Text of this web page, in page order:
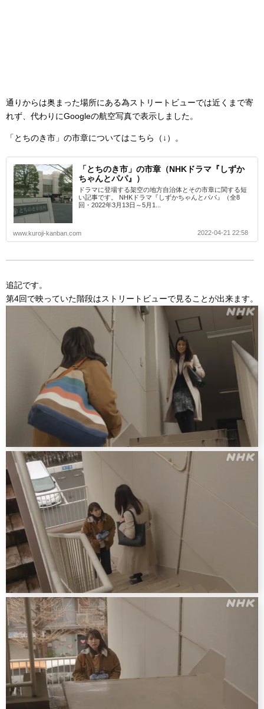
通りからは奥まった場所にある為ストリートビューでは近くまで寄
れず、代わりにGoogleの航空写真で表示しました。
「とちのき市」の市章についてはこちら（↓）。
「とちのき市」の市章（NHKドラマ『しずか
ちゃんとパパ』）
ドラマに登場する架空の地方自治体とその市章に関する短
い記事です。 NHKドラマ『しずかちゃんとパパ』（全8
回・2022年3月13日～5月1...
www.kuroji-kanban.com 2022-04-21 22:58
追記です。
第4回で映っていた階段はストリートビューで見ることが出来ます。